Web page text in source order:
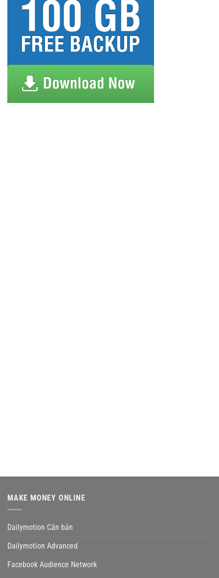
MAKE MONEY ONLINE
Dailymotion Căn bản
Dailymotion Advanced
Facebook Audience Network